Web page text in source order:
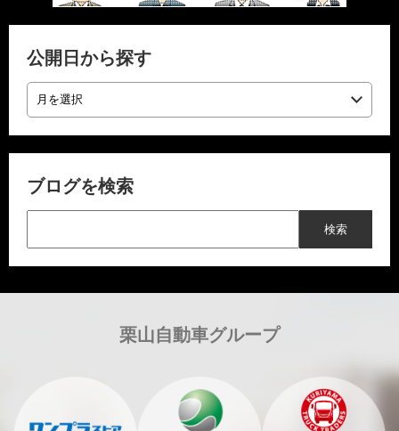
公開日から探す
ブログを検索
栗山自動車グループ